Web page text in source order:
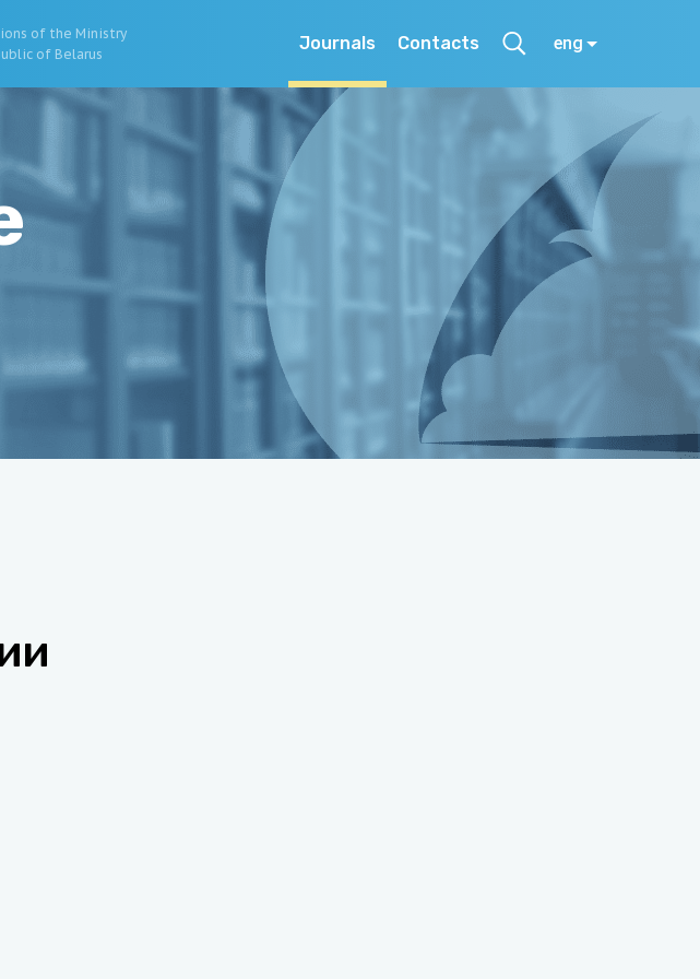
of the Ministry
of Belarus
Journals Contacts eng